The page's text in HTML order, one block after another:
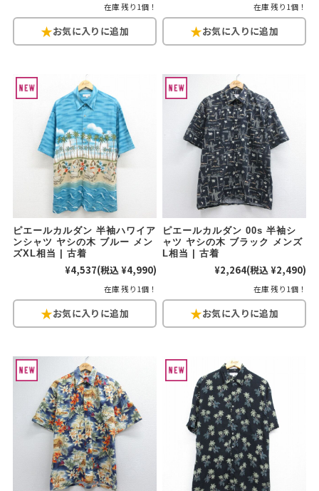
すべてのマニアックを見る
Search by Period年代から探す
90年代 70年代
60年代 40年代
すべての年代を見る
週刊ラッシュアウト新聞
古着コラム
メディア・イベント情報
Youtube 古着屋Rush Out チャンネル
スタッフコーディネート
在庫 残り1個！ 在庫 残り1個！
ピエールカルダン 半袖ハワイア
ンシャツ ヤシの木 ブルー メン
ズXL相当 | 古着
¥4,537(税込 ¥4,990)
在庫 残り1個！
ピエールカルダン 00s 半袖シ
ャツ ヤシの木 ブラック メンズ
L相当 | 古着
¥2,264(税込 ¥2,490)
在庫 残り1個！